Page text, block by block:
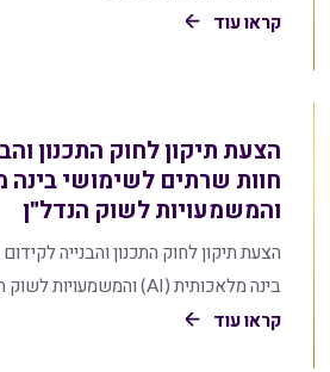
קראו עוד
הצעת תיקון לחוק התכנון
והמשמעויות לשוק הנדל"ן
הצעת תיקון לחוק התכנון והבנייה
בינה מלאכותית (AI) והמשמעויות לשוק הנדל"ן
קראו עוד